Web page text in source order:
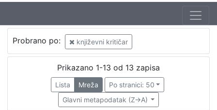
Probrano po: književni kritičar
Prikazano 1-13 od 13 zapisa
Lista Mreža
Po stranici: 50
Glavni metapodatak (Z->A)